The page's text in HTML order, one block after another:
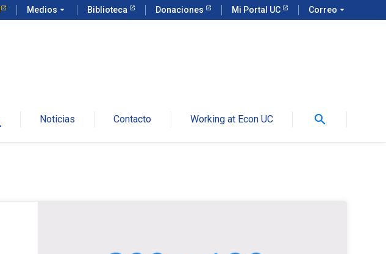
Medios arrow_drop_down Biblioteca Donaciones Mi Portal UC Correo arrow_drop_down
Noticias Contacto Working at Econ UC search